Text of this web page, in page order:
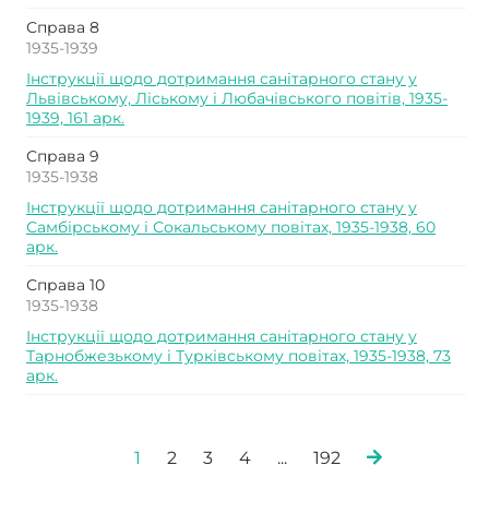
Справа 8
1935-1939
Інструкції щодо дотримання санітарного стану у
Львівському, Ліському і Любачівського повітів, 1935-
1939, 161 арк.
Справа 9
1935-1938
Інструкції щодо дотримання санітарного стану у
Самбірському і Сокальському повітах, 1935-1938, 60
арк.
Справа 10
1935-1938
Інструкції щодо дотримання санітарного стану у
Тарнобжезькому і Турківському повітах, 1935-1938, 73
арк.
1 2 3 4 ... 192